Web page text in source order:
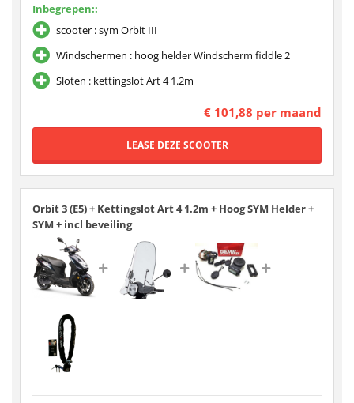
Inbegrepen::
scooter : sym Orbit III
Windschermen : hoog helder Windscherm fiddle 2
Sloten : kettingslot Art 4 1.2m
€ 101,88 per maand
Orbit 3 (E5) + Kettingslot Art 4 1.2m + Hoog SYM Helder +
SYM + incl beveiling